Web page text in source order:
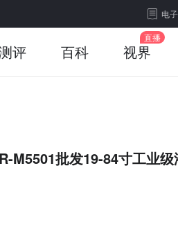
电
评 百科 视界
M5501批发19-84寸工业级